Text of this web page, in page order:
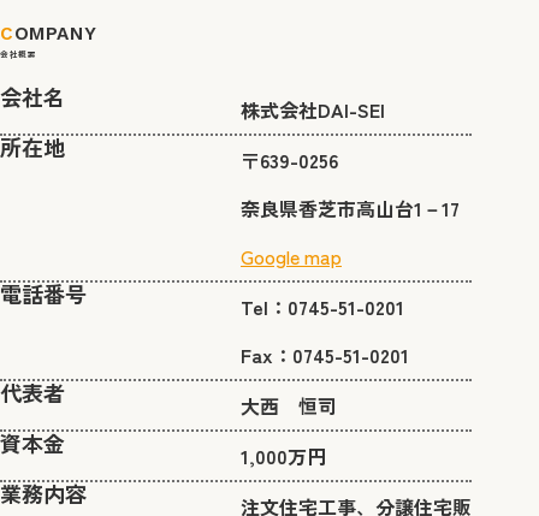
COMPANY
会社概要
会社名 株式会社DAI-SEI
所在地
〒639-0256
奈良県香芝市高山台1－17
Google map
電話番号
Tel：0745-51-0201
Fax：0745-51-0201
代表者 ​大西 恒司
資本金 1,000万円
業務内容
注文住宅工事、分譲住宅販